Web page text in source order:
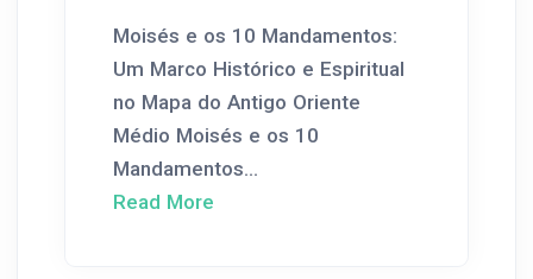
Moisés e os 10 Mandamentos:
Um Marco Histórico e Espiritual
no Mapa do Antigo Oriente
Médio Moisés e os 10
Mandamentos...
Read More